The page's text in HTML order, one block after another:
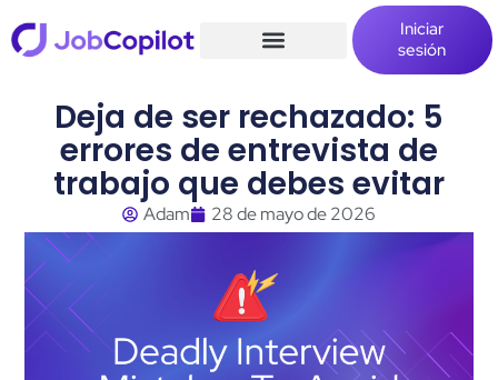
Iniciar
sesión
Deja de ser rechazado: 5
errores de entrevista de
trabajo que debes evitar
Adam 28 de mayo de 2026